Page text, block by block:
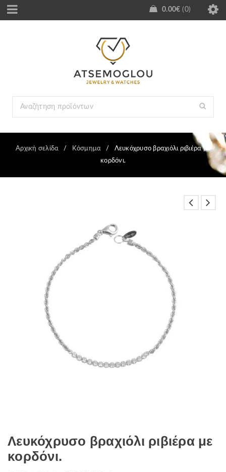
0.00€ 0
Αρχική σελίδα / Κόσμημα /
Λευκόχρυσο βραχιόλι ριβιέρα με
κορδόνι.
Λευκόχρυσο βραχιόλι ριβιέρα με
κορδόνι.